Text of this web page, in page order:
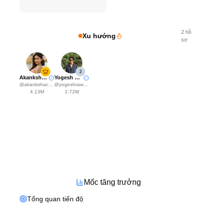
Xu hướng 2 hồ
sơ
Akanksha Choudhary
@akankshachoudhary_official
4.13M
2
Yogesh Rawat
@yogeshrawat04
2.72M
Mốc tăng trưởng
Tổng quan tiến độ